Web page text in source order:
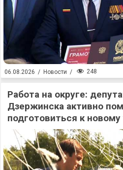
06.08.2026 / Новости / 248
Работа на округе:
Дзержинска активно
подготовиться к